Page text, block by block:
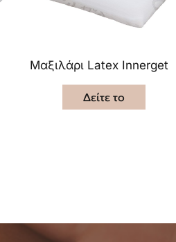
Μαξιλάρι Latex
Δείτε το